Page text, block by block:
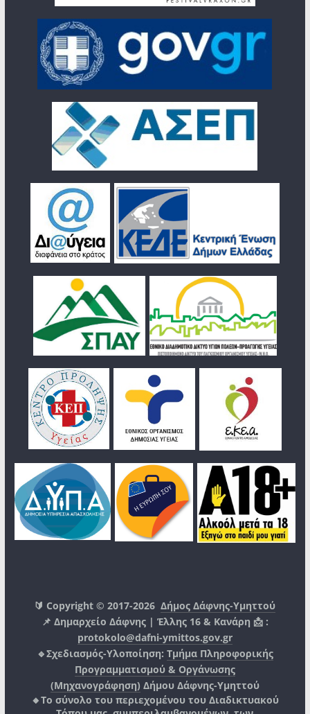
🔰 Copyright © 2017-2026Δήμος Δάφνης-Υμηττού
📌 Δημαρχείο Δάφνης | Έλλης 16 & Κανάρη 📩 :
protokolo@dafni-ymittos.gov.gr
🔹Σχεδιασμός-Υλοποίηση: Τμήμα Πληροφορικής
Προγραμματισμού & Οργάνωσης
(Μηχανογράφηση) Δήμου Δάφνης-Υμηττού
🔸Το σύνολο του περιεχομένου του Διαδικτυακού